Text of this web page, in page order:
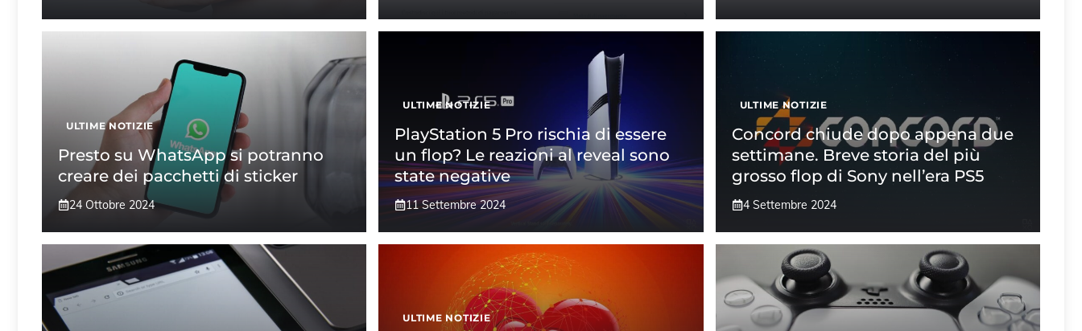
ULTIME NOTIZIE
Presto su WhatsApp si potranno
creare dei pacchetti di sticker
24 Ottobre 2024
ULTIME NOTIZIE
PlayStation 5 Pro rischia di essere
un flop? Le reazioni al reveal sono
state negative
11 Settembre 2024
ULTIME NOTIZIE
Concord chiude dopo appena due
settimane. Breve storia del più
grosso flop di Sony nell’era PS5
4 Settembre 2024
ULTIME NOTIZIE